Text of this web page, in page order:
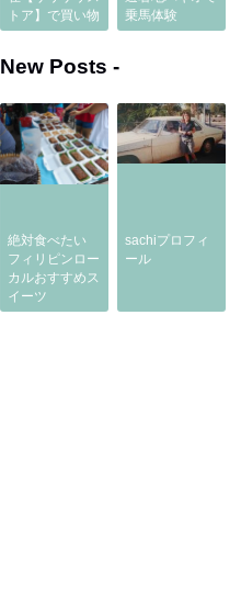
トア】で買い物
乗馬体験
New Posts -
絶対食べたい
フィリピンロー
カルおすすめス
イーツ
sachiプロフィ
ール